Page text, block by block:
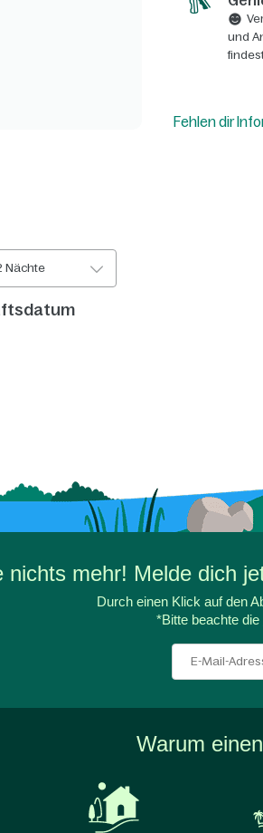
und
Fehlen dir
Nächte
nichts mehr! Melde dich
Durch einen Klick auf den
*Bitte beachte die
Warum